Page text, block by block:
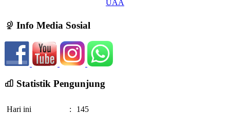
Info Media Sosial
Statistik Pengunjung
Hari ini : 145